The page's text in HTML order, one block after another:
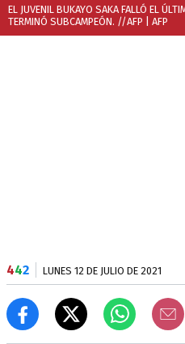
EL JUVENIL BUKAYO SAKA FALLÓ EL
TERMINÓ SUBCAMPEÓN. //AFP | AFP
442 LUNES 12 DE JULIO DE 2021